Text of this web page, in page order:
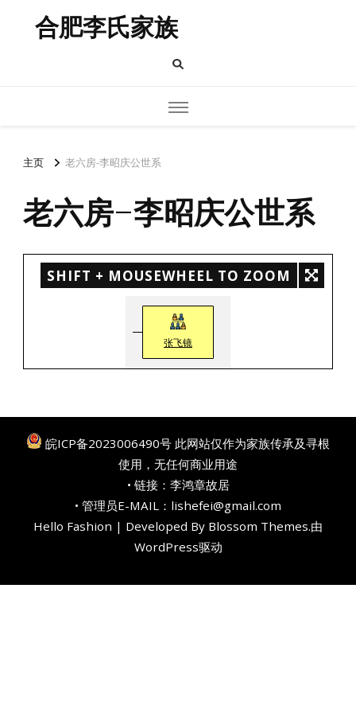
合肥李氏家族
主页 老六房-李昭庆公世系
老六房-李昭庆公世系
SHIFT + MOUSEWHEEL TO ZOOM
张飞镜
皖ICP备2023006490号 此网站仅作为家族传承及寻根
使用，无任何商业用途
• 链接： 李鸿章故居
• 管理员E-MAIL：lishefei@gmail.com
Hello Fashion | Developed By Blossom Themes.由
WordPress驱动